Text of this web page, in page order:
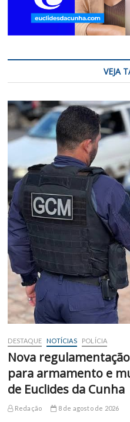
VEJA
DESTAQUE NOTÍCIAS POLÍCIA
Nova
para armamento e
de Euclides da Cunha
Redação 8 de agosto de 2026